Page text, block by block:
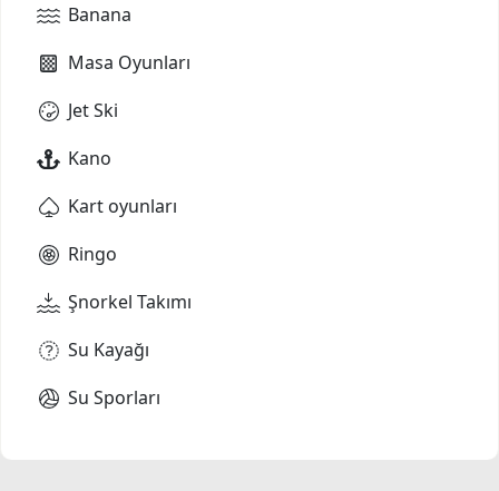
Banana
Masa Oyunları
Jet Ski
Kano
Kart oyunları
Ringo
Şnorkel Takımı
Su Kayağı
Su Sporları